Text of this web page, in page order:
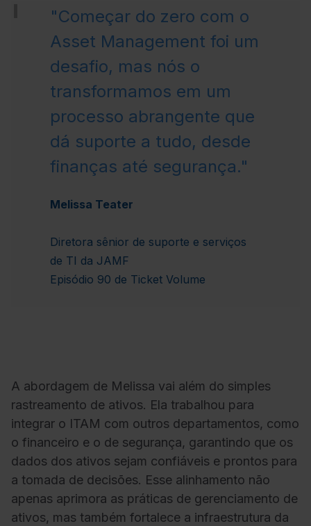
"Começar do zero com o
Asset Management foi um
desafio, mas nós o
transformamos em um
processo abrangente que
dá suporte a tudo, desde
finanças até segurança."
Melissa Teater
Diretora sênior de suporte e serviços
de TI da JAMF
Episódio 90 de Ticket Volume
A abordagem de Melissa vai além do simples
rastreamento de ativos. Ela trabalhou para
integrar o ITAM com outros departamentos, como
o financeiro e o de segurança, garantindo que os
dados dos ativos sejam confiáveis e prontos para
a tomada de decisões. Esse alinhamento não
apenas aprimora as práticas de gerenciamento de
ativos, mas também fortalece a infraestrutura da